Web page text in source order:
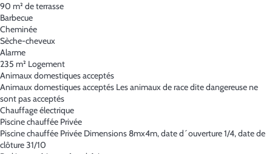
90 m² de terrasse
Barbecue
Cheminée
Sèche-cheveux
Alarme
235 m² Logement
Animaux domestiques acceptés
Animaux domestiques acceptés Les animaux de race dite dangereuse ne
sont pas acceptés
Chauffage électrique
Piscine chauffée Privée
Piscine chauffée Privée Dimensions 8mx4m, date d´ouverture 1/4, date de
clôture 31/10